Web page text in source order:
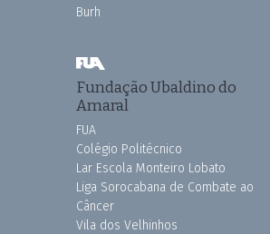
Burh
Fundação Ubaldino do
Amaral
FUA
Colégio Politécnico
Lar Escola Monteiro Lobato
Liga Sorocabana de Combate ao
Câncer
Vila dos Velhinhos